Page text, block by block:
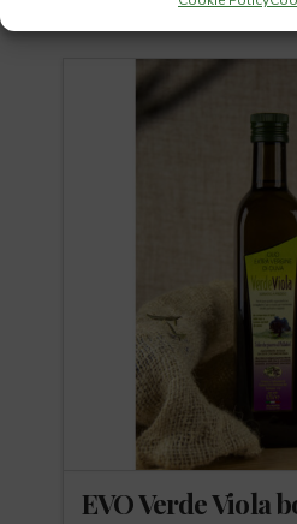
Prodotti
EVO Verde Viola